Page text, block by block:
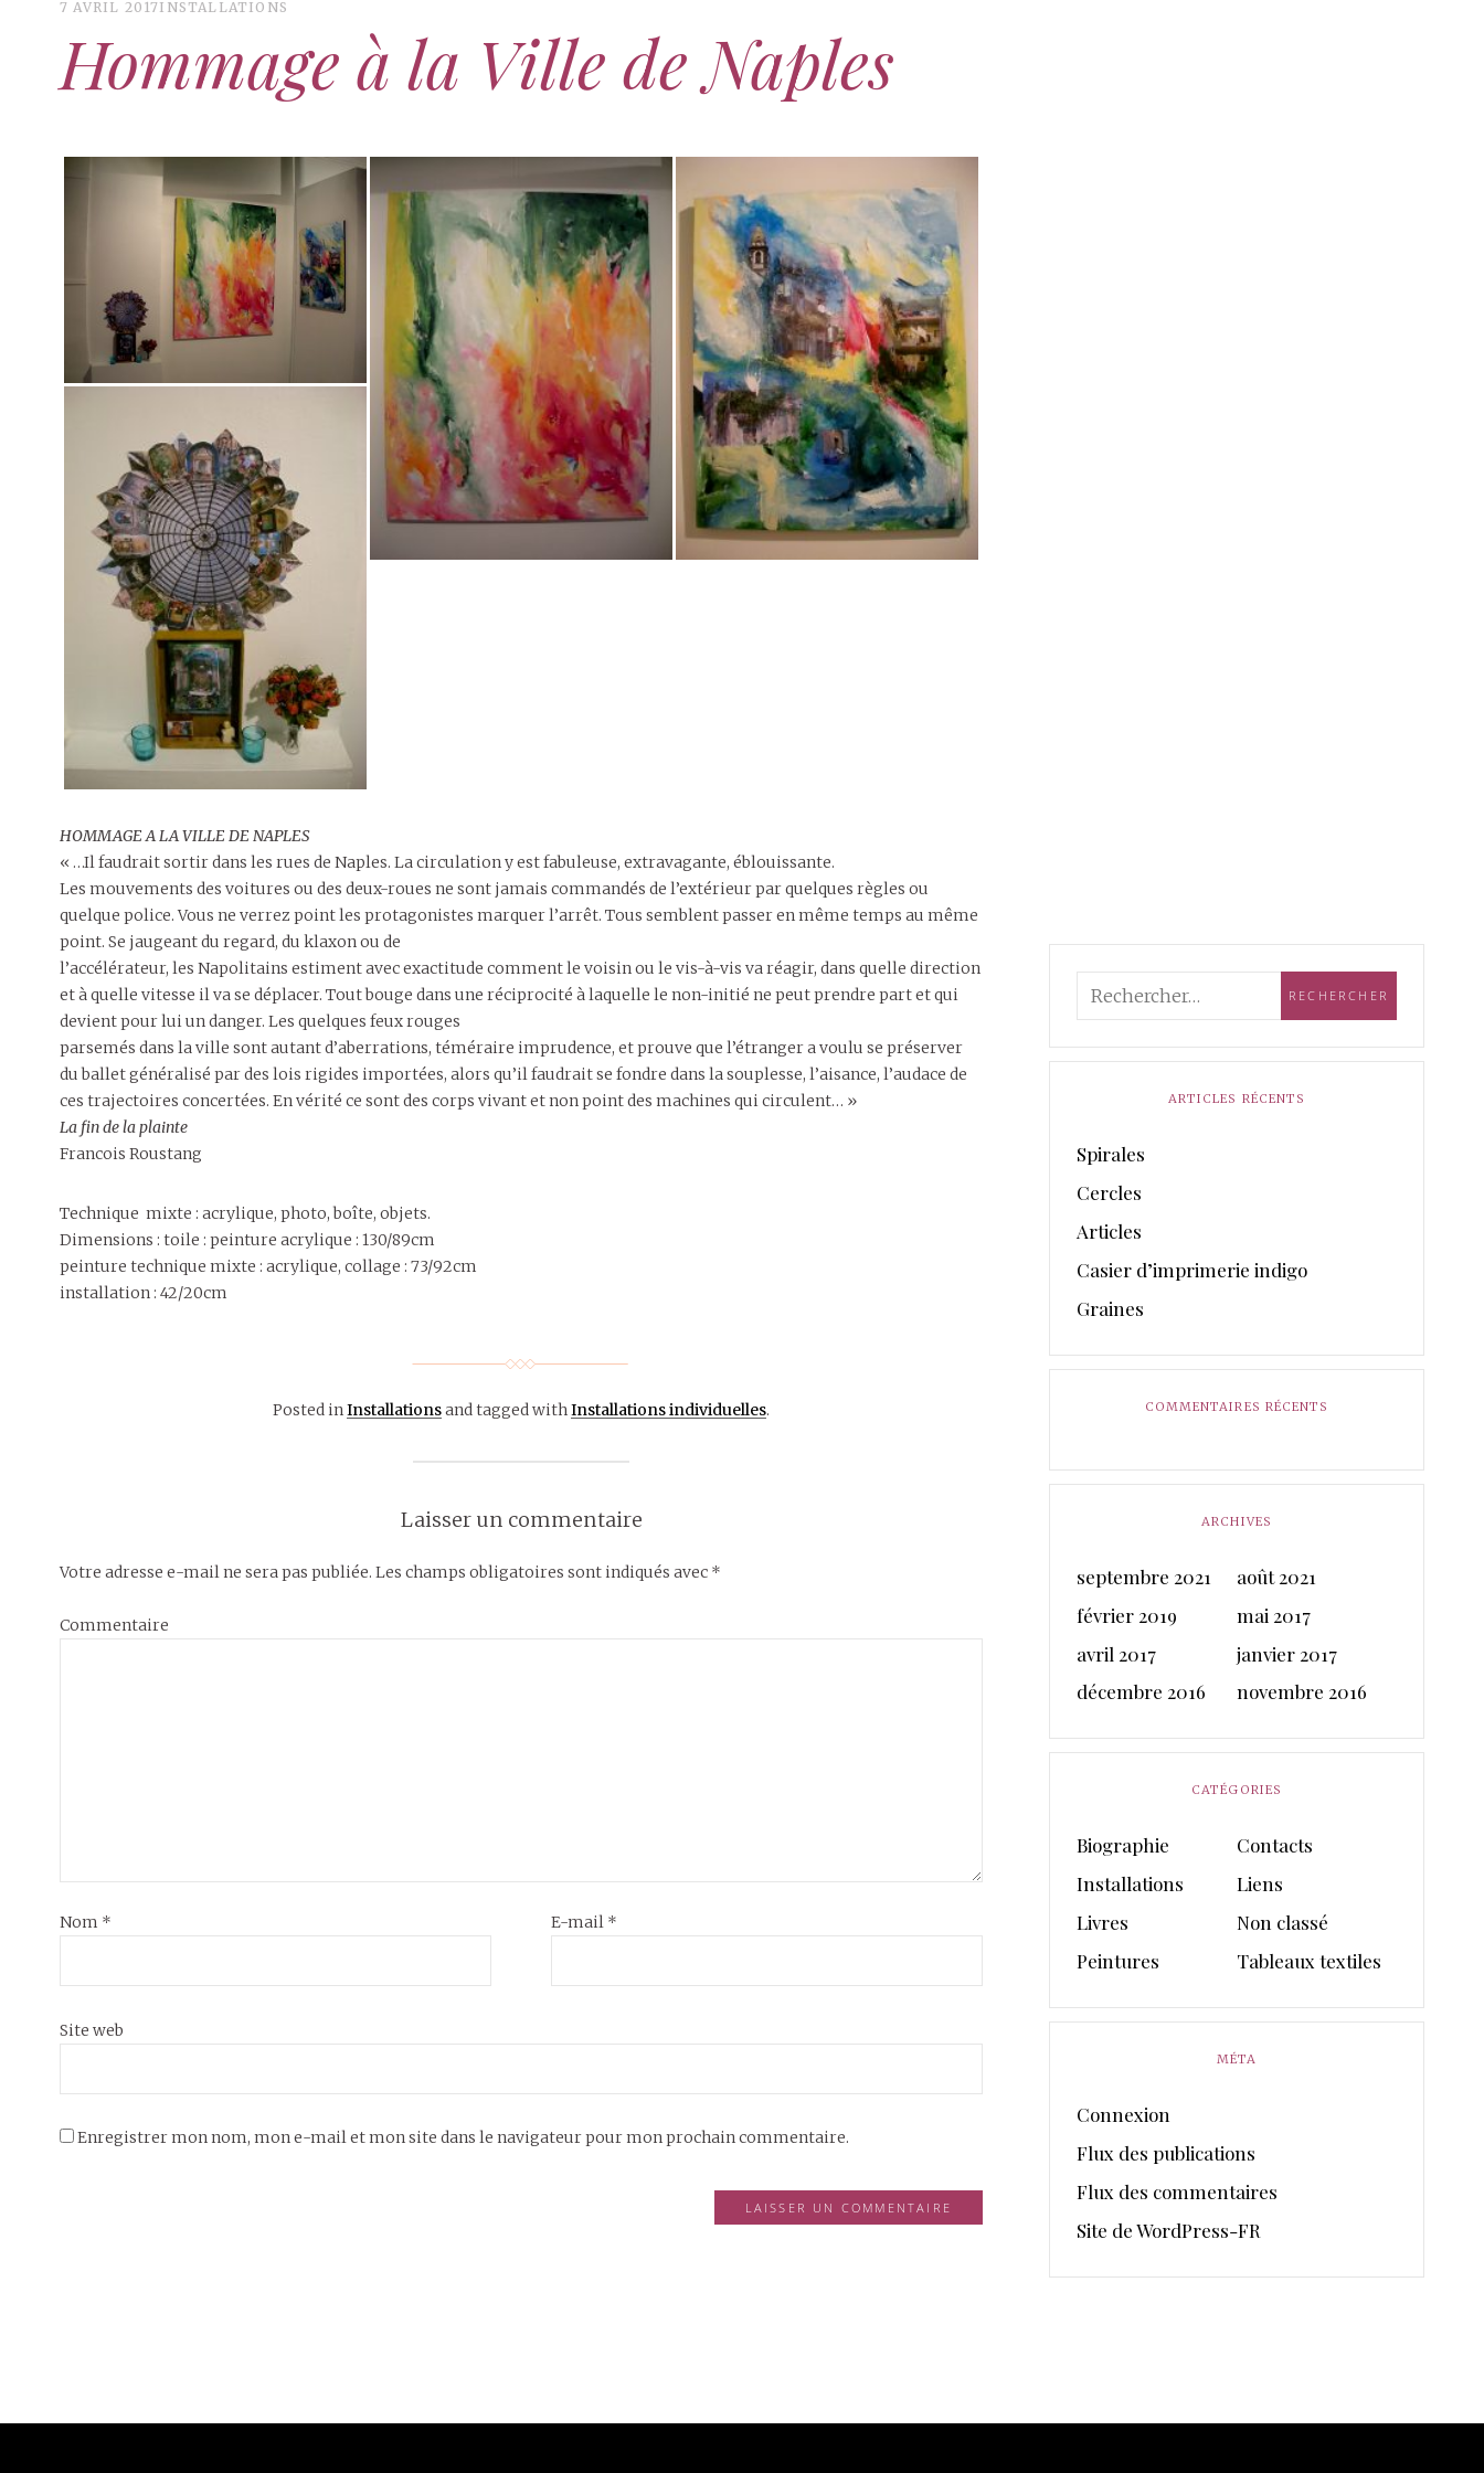
7 AVRIL 2017INSTALLATIONS
Hommage à la Ville de Naples
HOMMAGE A LA VILLE DE NAPLES
« …Il faudrait sortir dans les rues de Naples. La circulation y est fabuleuse, extravagante, éblouissante.
Les mouvements des voitures ou des deux-roues ne sont jamais commandés de l’extérieur par quelques règles ou
quelque police. Vous ne verrez point les protagonistes marquer l’arrêt. Tous semblent passer en même temps au même
point. Se jaugeant du regard, du klaxon ou de
l’accélérateur, les Napolitains estiment avec exactitude comment le voisin ou le vis-à-vis va réagir, dans quelle direction
et à quelle vitesse il va se déplacer. Tout bouge dans une réciprocité à laquelle le non-initié ne peut prendre part et qui
devient pour lui un danger. Les quelques feux rouges
parsemés dans la ville sont autant d’aberrations, téméraire imprudence, et prouve que l’étranger a voulu se préserver
du ballet généralisé par des lois rigides importées, alors qu’il faudrait se fondre dans la souplesse, l’aisance, l’audace de
ces trajectoires concertées. En vérité ce sont des corps vivant et non point des machines qui circulent… »
La fin de la plainte
Francois Roustang
Technique mixte : acrylique, photo, boîte, objets.
Dimensions : toile : peinture acrylique : 130/89cm
peinture technique mixte : acrylique, collage : 73/92cm
installation : 42/20cm
Posted inInstallationsand tagged withInstallations individuelles.
Laisser un commentaire
Votre adresse e-mail ne sera pas publiée. Les champs obligatoires sont indiqués avec *
Commentaire
Nom * E-mail *
Site web
Enregistrer mon nom, mon e-mail et mon site dans le navigateur pour mon prochain commentaire.
ARTICLES RÉCENTS
Spirales
Cercles
Articles
Casier d’imprimerie indigo
Graines
COMMENTAIRES RÉCENTS
ARCHIVES
septembre 2021
août 2021
février 2019
mai 2017
avril 2017
janvier 2017
décembre 2016
novembre 2016
CATÉGORIES
Biographie
Contacts
Installations
Liens
Livres
Non classé
Peintures
Tableaux textiles
MÉTA
Connexion
Flux des publications
Flux des commentaires
Site de WordPress-FR